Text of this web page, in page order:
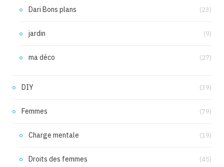
Dari Bons plans (23)
jardin (9)
ma déco (27)
DIY (39)
Femmes (79)
Charge mentale (19)
Droits des femmes (45)